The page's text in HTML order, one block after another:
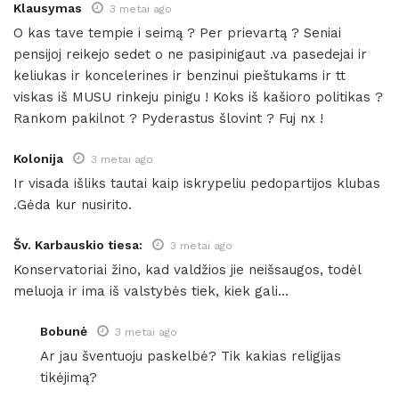
Klausymas 3 metai ago
O kas tave tempie i seimą ? Per prievartą ? Seniai
pensijoj reikejo sedet o ne pasipinigaut .va pasedejai ir
keliukas ir koncelerines ir benzinui pieštukams ir tt
viskas iš MUSU rinkeju pinigu ! Koks iš kašioro politikas ?
Rankom pakilnot ? Pyderastus šlovint ? Fuj nx !
Kolonija 3 metai ago
Ir visada išliks tautai kaip iskrypeliu pedopartijos klubas
.Gėda kur nusirito.
Šv. Karbauskio tiesa: 3 metai ago
Konservatoriai žino, kad valdžios jie neišsaugos, todėl
meluoja ir ima iš valstybės tiek, kiek gali…
Bobunė 3 metai ago
Ar jau šventuoju paskelbė? Tik kakias religijas
tikėjimą?